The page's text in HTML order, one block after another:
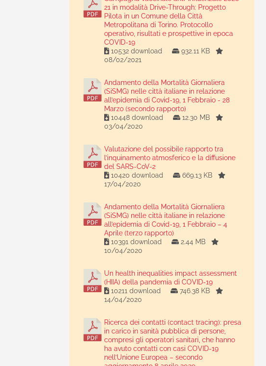
21 in modalità Drive-Through: Progetto
Pilota in un Comune della Città
Metropolitana di Torino. Protocollo
operativo, risultati e prospettive in epoca
COVID-19
10532 download
932.11 KB
08/02/2021
Andamento della Mortalità Giornaliera
(SiSMG) nelle città italiane in relazione
all’epidemia di Covid-19, 1 Febbraio - 28
Marzo (secondo rapporto)
10448 download
12.30 MB
03/04/2020
Valutazione del possibile rapporto tra
l’inquinamento atmosferico e la diffusione
del SARS-CoV-2
10420 download
669.13 KB
17/04/2020
Andamento della Mortalità Giornaliera
(SiSMG) nelle città italiane in relazione
all’epidemia di Covid-19, 1 Febbraio – 4
Aprile (terzo rapporto)
10391 download
2.44 MB
10/04/2020
Un health inequalities impact assessment
(HIIA) della pandemia di COVID-19
10211 download
746.38 KB
14/04/2020
Ricerca dei contatti (contact tracing): presa
in carico in sanità pubblica di persone,
compresi gli operatori sanitari, che hanno
ha avuto contatti con casi COVID-19
nell’Unione Europea – secondo